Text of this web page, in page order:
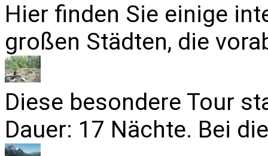
Hier finden Sie einige
großen Städten, die
Diese besondere Tour
Dauer: 17 Nächte. Bei